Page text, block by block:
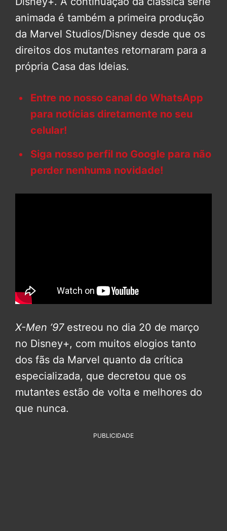
animada é também a primeira produção
da Marvel Studios/Disney desde que os
direitos dos mutantes retornaram para a
própria Casa das Ideias.
Entre no nosso canal do WhatsApp
para notícias diretamente no seu
celular!
Siga nosso perfil no Google para não
perder nenhuma novidade!
X-Men ’97 estreou no dia 20 de março
no Disney+, com muitos elogios tanto
dos fãs da Marvel quanto da crítica
especializada, que decretou que os
mutantes estão de volta e melhores do
que nunca.
PUBLICIDADE